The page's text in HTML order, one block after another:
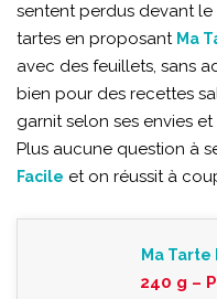
sentent perdus devant
tartes en proposant Ma
avec des feuillets, sans
bien pour des recettes
garnit selon ses envies
Plus aucune question à
Facile et on réussit à
Ma
240 g –